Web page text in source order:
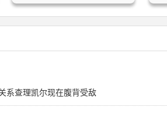
系查理凯尔现在腹背受敌